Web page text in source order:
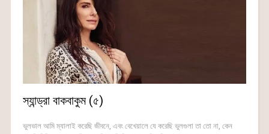
স্যান্ড্রা বাকবাকুম (৫)
ভুলভাল আমি ম্যালাই করেছি জীবনে, এবং বেখেয়ালে যে করেছি ভুলগুলা তা তো না, কেন